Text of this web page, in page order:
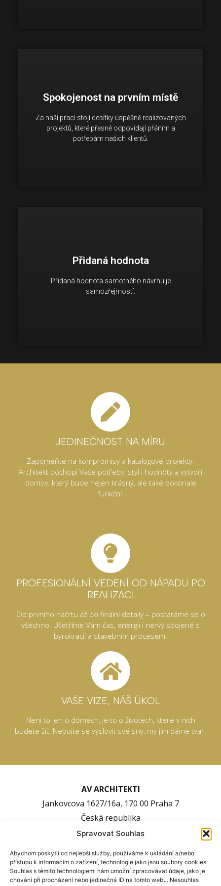
Spravovat Souhlas
Abychom poskytli co nejlepší služby, používáme k ukládání a/nebo
přístupu k informacím o zařízení, technologie jako jsou soubory cookies.
Souhlas s těmito technologiemi nám umožní zpracovávat údaje, jako je
chování při procházení nebo jedinečná ID na tomto webu. Nesouhlas
Spokojenost na prvním místě
Za naší prací stojí desítky úspěšně realizovaných
projektů, které přesně odpovídají přáním a
potřebám našich klientů.
opakované spolupráce a doporučení.
Přidaná hodnota
Přidaná hodnota samotného návrhu je
samozřejmostí.
Neprezentujeme 20 polovičatých návrhů, ale
kompletní návrh bez kompromisů již v koncepční
části studie. Klientům poskytujeme digitální i
fyzický 3D model jejich budoucího domu
zdarma, díky kterému si mohou představit každý
JEDINEČNOST NA MÍRU
Zapomeňte na kompromisy a katalogové projekty.
Architekt pochopí Vaše potřeby, styl i hodnoty a vytvoří
domov, který bude nejen krásný, ale také dokonale
funkční.
PROFESIONÁLNÍ VEDENÍ OD NÁPADU PO
REALIZACI
Od prvního náčrtu až po finální detaily – postaráme se o
všechno. Ušetříme Vám čas, energii i nervy spojené s
byrokracií a stavebním procesem.
VAŠE VIZE, NÁŠ ÚKOL
Není to jen o domech, je to o životech, které v nich
budete žít. Nebojte se vyslovit své sny, my jim dáme tvar.
AV ARCHITEKTI
Jankovcova 1627/16a, 170 00 Praha 7
Česká republika
Email: info@avarchitekti.cz
Telefon: +420 736 243 055
IČ: 06956009